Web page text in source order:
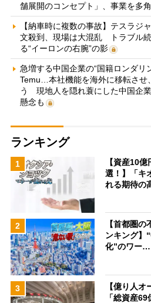
舗展開のコンセプト」、事業を多
【納車時に複数の事故】テスラジ
文殺到、現場は大混乱 トラブル
る“イーロンの右腕”の影
急増する中国企業の“国籍ロンダリ
Temu…本社機能を海外に移転させ
う 現地人を隠れ蓑にした中国企
懸念も
ランキング
1
【資産10
選！】「キ
れる期待の
2
【首都圏
ンキング】
化”のワー…
3
【億り人オ
「総資産